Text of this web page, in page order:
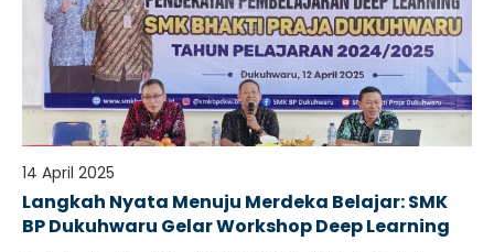
14 April 2025
Langkah Nyata Menuju Merdeka Belajar: SMK
BP Dukuhwaru Gelar Workshop Deep Learning